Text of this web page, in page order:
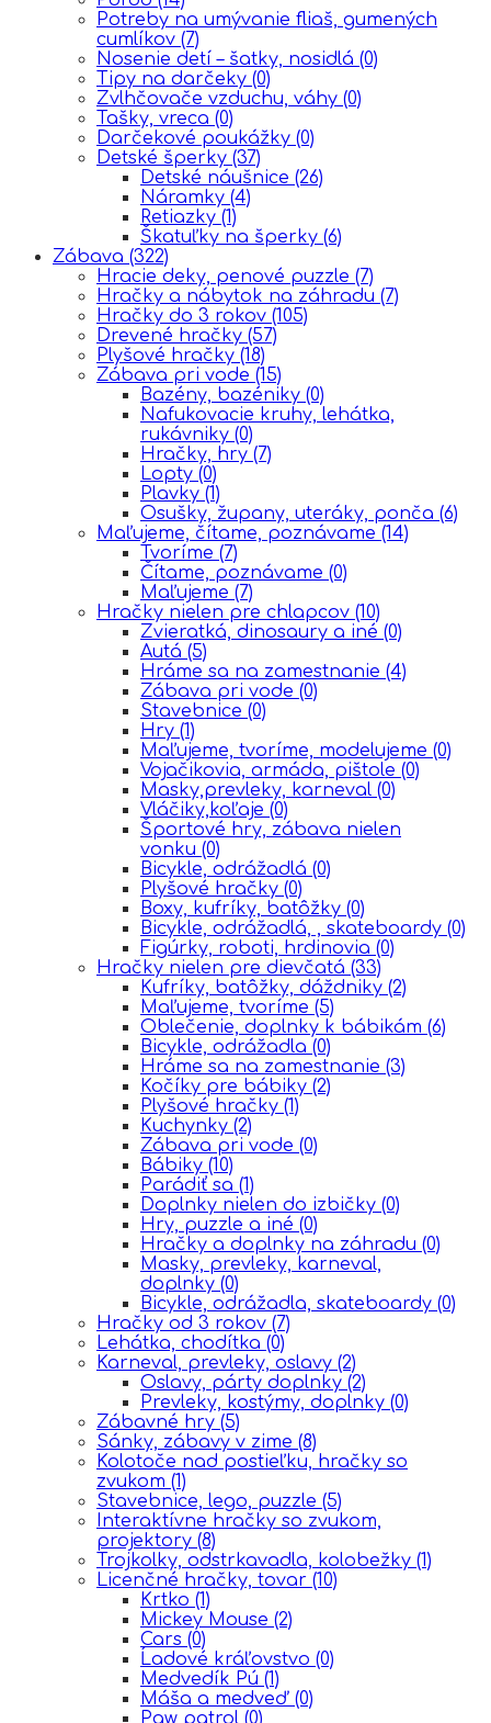
Potreby na umývanie fliaš, gumených
cumlíkov (7)
Nosenie detí – šatky, nosidlá (0)
Tipy na darčeky (0)
Zvlhčovače vzduchu, váhy (0)
Tašky, vreca (0)
Darčekové poukážky (0)
Detské šperky (37)
Detské náušnice (26)
Náramky (4)
Retiazky (1)
Škatuľky na šperky (6)
Zábava (322)
Hracie deky, penové puzzle (7)
Hračky a nábytok na záhradu (7)
Hračky do 3 rokov (105)
Drevené hračky (57)
Plyšové hračky (18)
Zábava pri vode (15)
Bazény, bazéniky (0)
Nafukovacie kruhy, lehátka,
rukávniky (0)
Hračky, hry (7)
Lopty (0)
Plavky (1)
Osušky, župany, uteráky, ponča (6)
Maľujeme, čítame, poznávame (14)
Tvoríme (7)
Čítame, poznávame (0)
Maľujeme (7)
Hračky nielen pre chlapcov (10)
Zvieratká, dinosaury a iné (0)
Autá (5)
Hráme sa na zamestnanie (4)
Zábava pri vode (0)
Stavebnice (0)
Hry (1)
Maľujeme, tvoríme, modelujeme (0)
Vojačikovia, armáda, pištole (0)
Masky,prevleky, karneval (0)
Vláčiky,koľaje (0)
Športové hry, zábava nielen
vonku (0)
Bicykle, odrážadlá (0)
Plyšové hračky (0)
Boxy, kufríky, batôžky (0)
Bicykle, odrážadlá, , skateboardy (0)
Figúrky, roboti, hrdinovia (0)
Hračky nielen pre dievčatá (33)
Kufríky, batôžky, dáždniky (2)
Maľujeme, tvoríme (5)
Oblečenie, doplnky k bábikám (6)
Bicykle, odrážadla (0)
Hráme sa na zamestnanie (3)
Kočíky pre bábiky (2)
Plyšové hračky (1)
Kuchynky (2)
Zábava pri vode (0)
Bábiky (10)
Parádiť sa (1)
Doplnky nielen do izbičky (0)
Hry, puzzle a iné (0)
Hračky a doplnky na záhradu (0)
Masky, prevleky, karneval,
doplnky (0)
Bicykle, odrážadla, skateboardy (0)
Hračky od 3 rokov (7)
Lehátka, chodítka (0)
Karneval, prevleky, oslavy (2)
Oslavy, párty doplnky (2)
Prevleky, kostýmy, doplnky (0)
Zábavné hry (5)
Sánky, zábavy v zime (8)
Kolotoče nad postieľku, hračky so
zvukom (1)
Stavebnice, lego, puzzle (5)
Interaktívne hračky so zvukom,
projektory (8)
Trojkolky, odstrkavadla, kolobežky (1)
Licenčné hračky, tovar (10)
Krtko (1)
Mickey Mouse (2)
Cars (0)
Ĺadové kráľovstvo (0)
Medvedík Pú (1)
Máša a medveď (0)
Paw patrol (0)